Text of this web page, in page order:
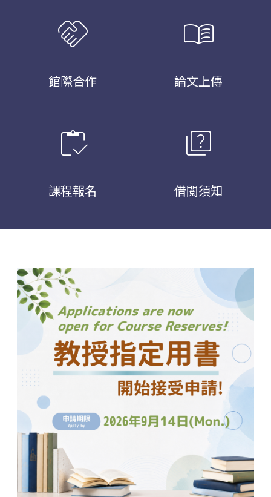
handshake
館際合作
menu_book
論文上傳
inventory
課程報名
quiz
借閱須知